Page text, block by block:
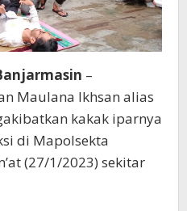
–
Maulana Ikhsan alias
kakak iparnya
di Mapolsekta
(27/1/2023) sekitar